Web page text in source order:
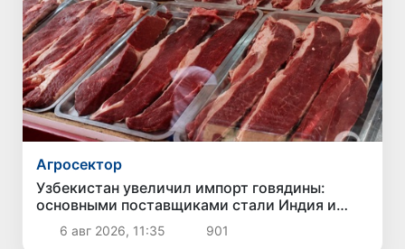
Агросектор
Узбекистан увеличил импорт говядины:
основными поставщиками стали Индия и
Беларусь
6 авг 2026, 11:35 901